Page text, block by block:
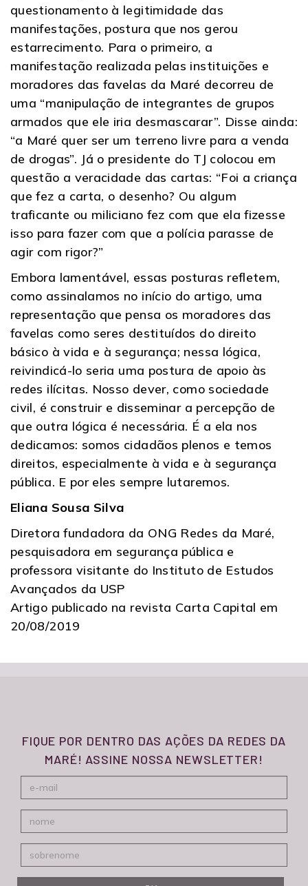
questionamento à legitimidade das
manifestações, postura que nos gerou
estarrecimento. Para o primeiro, a
manifestação realizada pelas instituições e
moradores das favelas da Maré decorreu de
uma “manipulação de integrantes de grupos
armados que ele iria desmascarar”. Disse ainda:
“a Maré quer ser um terreno livre para a venda
de drogas”. Já o presidente do TJ colocou em
questão a veracidade das cartas: “Foi a criança
que fez a carta, o desenho? Ou algum
traficante ou miliciano fez com que ela fizesse
isso para fazer com que a polícia parasse de
agir com rigor?”
Embora lamentável, essas posturas refletem,
como assinalamos no início do artigo, uma
representação que pensa os moradores das
favelas como seres destituídos do direito
básico à vida e à segurança; nessa lógica,
reivindicá-lo seria uma postura de apoio às
redes ilícitas. Nosso dever, como sociedade
civil, é construir e disseminar a percepção de
que outra lógica é necessária. É a ela nos
dedicamos: somos cidadãos plenos e temos
direitos, especialmente à vida e à segurança
pública. E por eles sempre lutaremos.
Eliana Sousa Silva
Diretora fundadora da ONG Redes da Maré,
pesquisadora em segurança pública e
professora visitante do Instituto de Estudos
Avançados da USP
Artigo publicado na revista Carta Capital em
20/08/2019
FIQUE POR DENTRO DAS AÇÕES DA REDES DA
MARÉ! ASSINE NOSSA NEWSLETTER!